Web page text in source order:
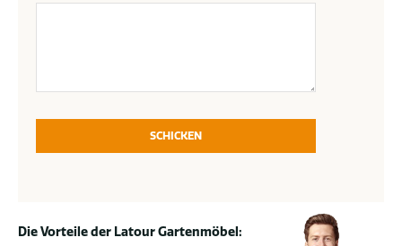
SCHICKEN
Die Vorteile der Latour Gartenmöbel: